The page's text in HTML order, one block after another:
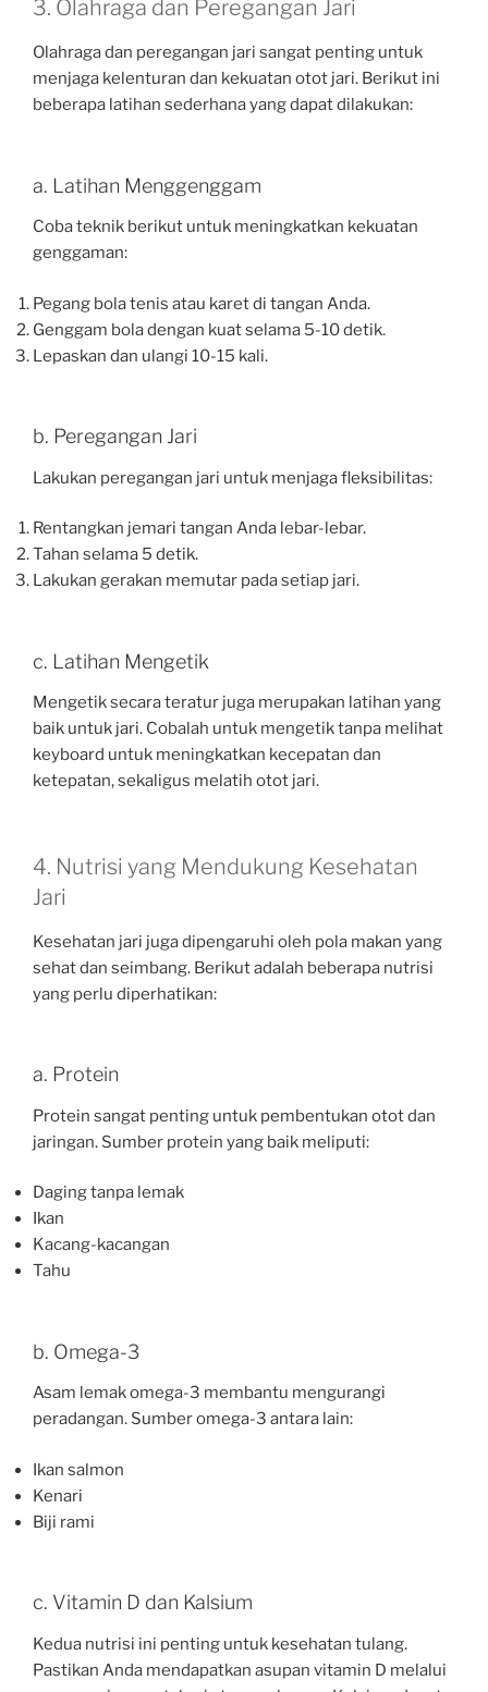
3. Olahraga dan Peregangan Jari
Olahraga dan peregangan jari sangat penting untuk
menjaga kelenturan dan kekuatan otot jari. Berikut ini
beberapa latihan sederhana yang dapat dilakukan:
a. Latihan Menggenggam
Coba teknik berikut untuk meningkatkan kekuatan
genggaman:
Pegang bola tenis atau karet di tangan Anda.
Genggam bola dengan kuat selama 5-10 detik.
Lepaskan dan ulangi 10-15 kali.
b. Peregangan Jari
Lakukan peregangan jari untuk menjaga fleksibilitas:
Rentangkan jemari tangan Anda lebar-lebar.
Tahan selama 5 detik.
Lakukan gerakan memutar pada setiap jari.
c. Latihan Mengetik
Mengetik secara teratur juga merupakan latihan yang
baik untuk jari. Cobalah untuk mengetik tanpa melihat
keyboard untuk meningkatkan kecepatan dan
ketepatan, sekaligus melatih otot jari.
4. Nutrisi yang Mendukung Kesehatan
Jari
Kesehatan jari juga dipengaruhi oleh pola makan yang
sehat dan seimbang. Berikut adalah beberapa nutrisi
yang perlu diperhatikan:
a. Protein
Protein sangat penting untuk pembentukan otot dan
jaringan. Sumber protein yang baik meliputi:
Daging tanpa lemak
Ikan
Kacang-kacangan
Tahu
b. Omega-3
Asam lemak omega-3 membantu mengurangi
peradangan. Sumber omega-3 antara lain:
Ikan salmon
Kenari
Biji rami
c. Vitamin D dan Kalsium
Kedua nutrisi ini penting untuk kesehatan tulang.
Pastikan Anda mendapatkan asupan vitamin D melalui